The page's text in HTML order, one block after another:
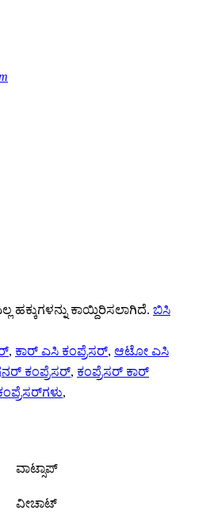
ಹಕ್ಕುಗಳನ್ನು ಕಾಯ್ದಿರಿಸಲಾಗಿದೆ. ಬಿಸಿ
, ಕಾರ್ ಎಸಿ ಕಂಪ್ರೆಸರ್, ಆಟೋ ಎಸಿ
ಕಂಪ್ರೆಸರ್, ಕಂಪ್ರೆಸರ್ ಕಾರ್
,
ವಾಟ್ಸಾಪ್
ವೀಚಾಟ್